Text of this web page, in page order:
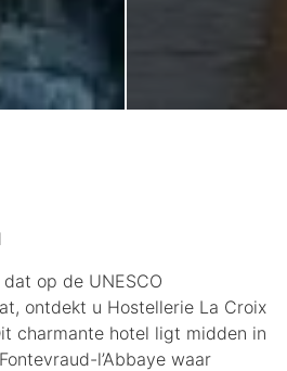
op de UNESCO
ontdekt u Hostellerie La Croix
charmante hotel ligt midden in
l’Abbaye waar